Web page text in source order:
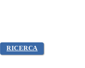
RICERCA